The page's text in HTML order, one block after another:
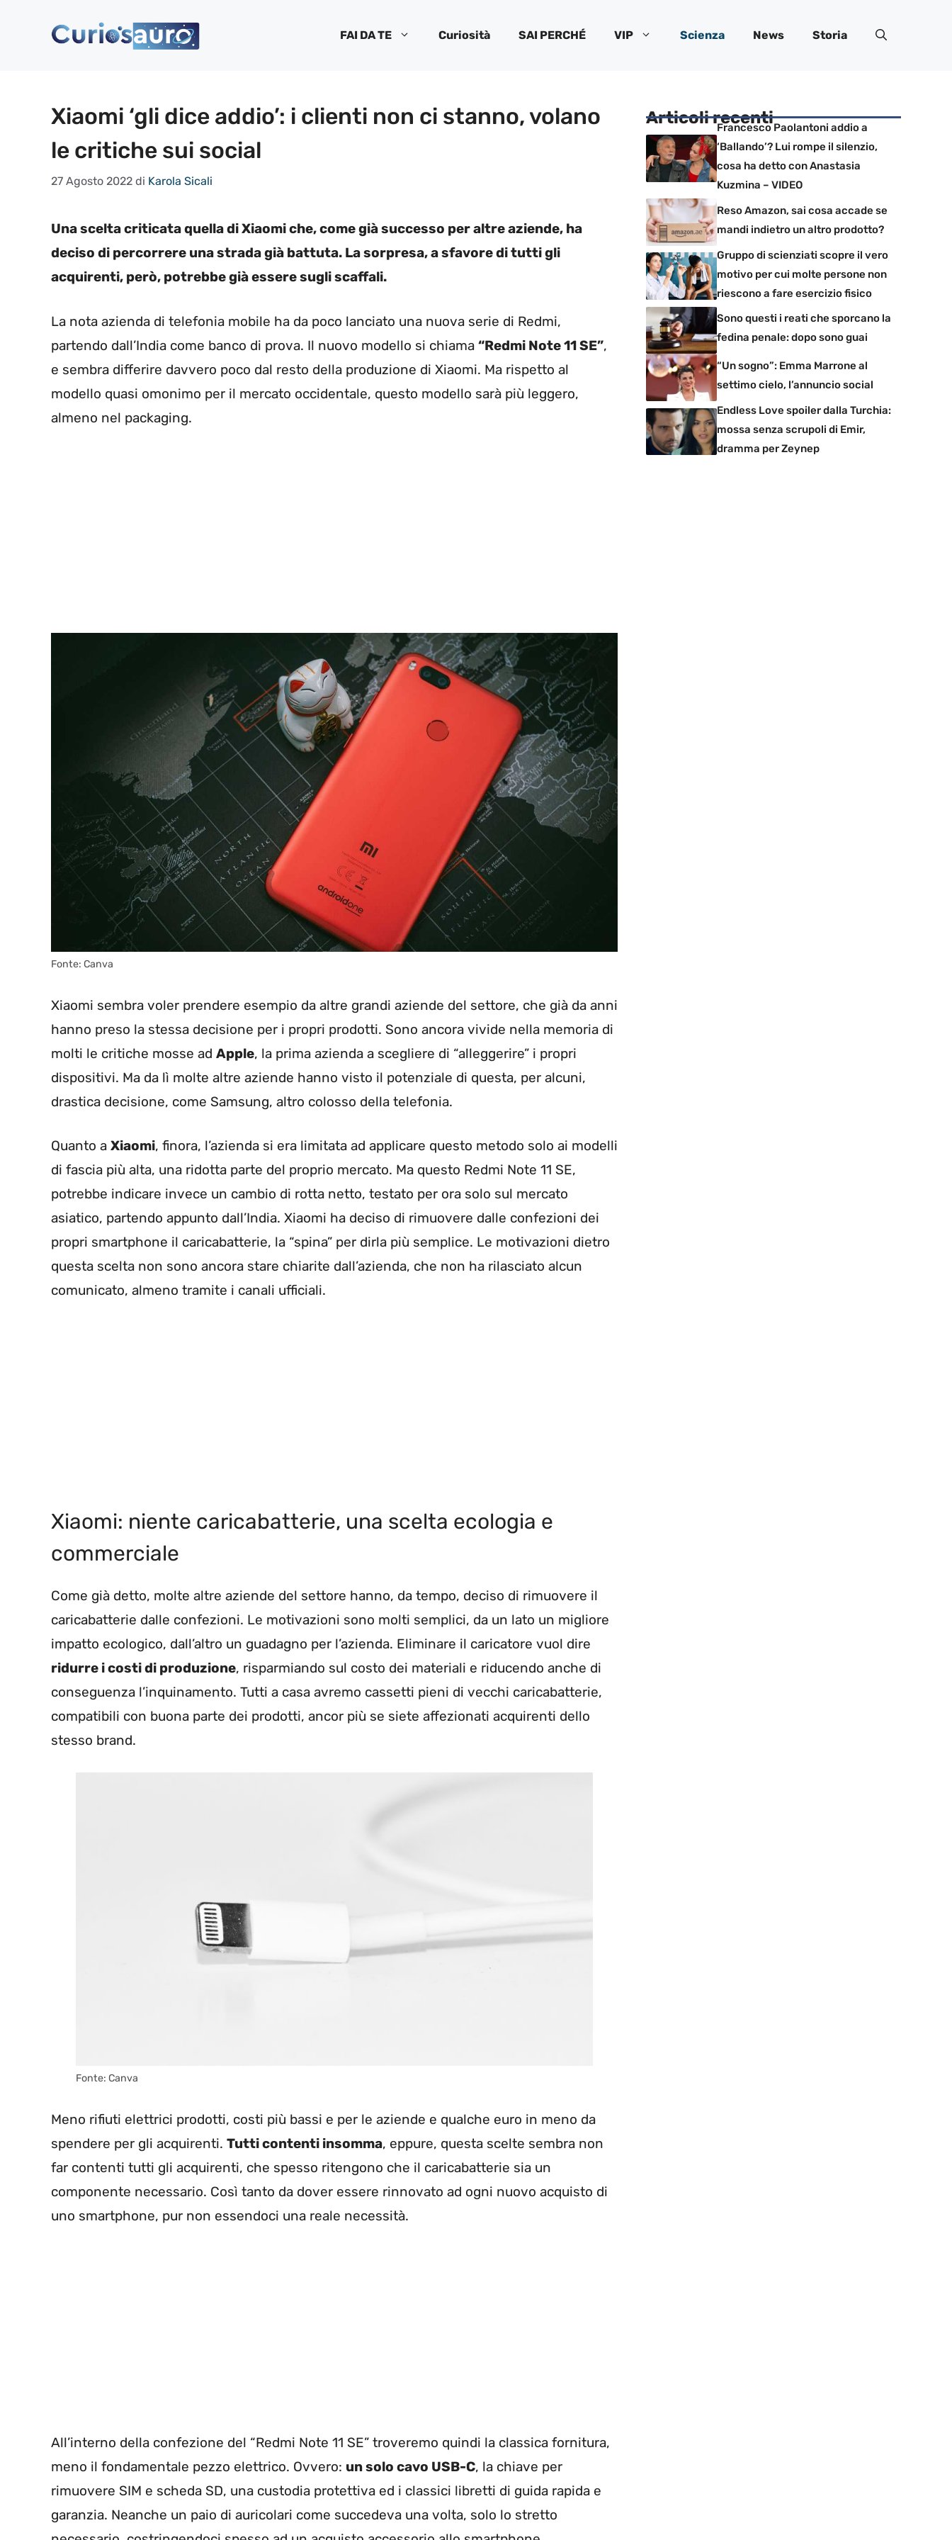
FAI DA TE Curiosità SAI PERCHÉ VIP Scienza News Storia
Xiaomi ‘gli dice addio’: i clienti non ci stanno, volano
le critiche sui social
27 Agosto 2022 di Karola Sicali
Una scelta criticata quella di Xiaomi che, come già successo per altre aziende, ha
deciso di percorrere una strada già battuta. La sorpresa, a sfavore di tutti gli
acquirenti, però, potrebbe già essere sugli scaffali.
La nota azienda di telefonia mobile ha da poco lanciato una nuova serie di Redmi,
partendo dall’India come banco di prova. Il nuovo modello si chiama “Redmi Note 11 SE”,
e sembra differire davvero poco dal resto della produzione di Xiaomi. Ma rispetto al
modello quasi omonimo per il mercato occidentale, questo modello sarà più leggero,
almeno nel packaging.
Fonte: Canva
Xiaomi sembra voler prendere esempio da altre grandi aziende del settore, che già da anni
hanno preso la stessa decisione per i propri prodotti. Sono ancora vivide nella memoria di
molti le critiche mosse ad Apple, la prima azienda a scegliere di “alleggerire” i propri
dispositivi. Ma da lì molte altre aziende hanno visto il potenziale di questa, per alcuni,
drastica decisione, come Samsung, altro colosso della telefonia.
Quanto a Xiaomi, finora, l’azienda si era limitata ad applicare questo metodo solo ai modelli
di fascia più alta, una ridotta parte del proprio mercato. Ma questo Redmi Note 11 SE,
potrebbe indicare invece un cambio di rotta netto, testato per ora solo sul mercato
asiatico, partendo appunto dall’India. Xiaomi ha deciso di rimuovere dalle confezioni dei
propri smartphone il caricabatterie, la “spina” per dirla più semplice. Le motivazioni dietro
questa scelta non sono ancora stare chiarite dall’azienda, che non ha rilasciato alcun
comunicato, almeno tramite i canali ufficiali.
Xiaomi: niente caricabatterie, una scelta ecologia e
commerciale
Come già detto, molte altre aziende del settore hanno, da tempo, deciso di rimuovere il
caricabatterie dalle confezioni. Le motivazioni sono molti semplici, da un lato un migliore
impatto ecologico, dall’altro un guadagno per l’azienda. Eliminare il caricatore vuol dire
ridurre i costi di produzione, risparmiando sul costo dei materiali e riducendo anche di
conseguenza l’inquinamento. Tutti a casa avremo cassetti pieni di vecchi caricabatterie,
compatibili con buona parte dei prodotti, ancor più se siete affezionati acquirenti dello
stesso brand.
Fonte: Canva
Meno rifiuti elettrici prodotti, costi più bassi e per le aziende e qualche euro in meno da
spendere per gli acquirenti. Tutti contenti insomma, eppure, questa scelte sembra non
far contenti tutti gli acquirenti, che spesso ritengono che il caricabatterie sia un
componente necessario. Così tanto da dover essere rinnovato ad ogni nuovo acquisto di
uno smartphone, pur non essendoci una reale necessità.
All’interno della confezione del “Redmi Note 11 SE” troveremo quindi la classica fornitura,
meno il fondamentale pezzo elettrico. Ovvero: un solo cavo USB-C, la chiave per
rimuovere SIM e scheda SD, una custodia protettiva ed i classici libretti di guida rapida e
garanzia. Neanche un paio di auricolari come succedeva una volta, solo lo stretto
Articoli recentiFrancesco Paolantoni addio a
‘Ballando’? Lui rompe il silenzio,
cosa ha detto con Anastasia
Kuzmina – VIDEO
Reso Amazon, sai cosa accade se
mandi indietro un altro prodotto?
Gruppo di scienziati scopre il vero
motivo per cui molte persone non
riescono a fare esercizio fisico
Sono questi i reati che sporcano la
fedina penale: dopo sono guai
“Un sogno”: Emma Marrone al
settimo cielo, l’annuncio social
Endless Love spoiler dalla Turchia:
mossa senza scrupoli di Emir,
dramma per Zeynep